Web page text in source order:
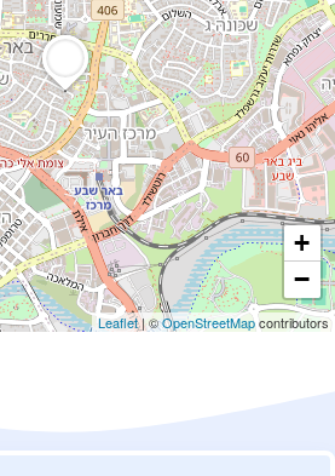
+
−
Leaflet| ©OpenStreetMapcontributors